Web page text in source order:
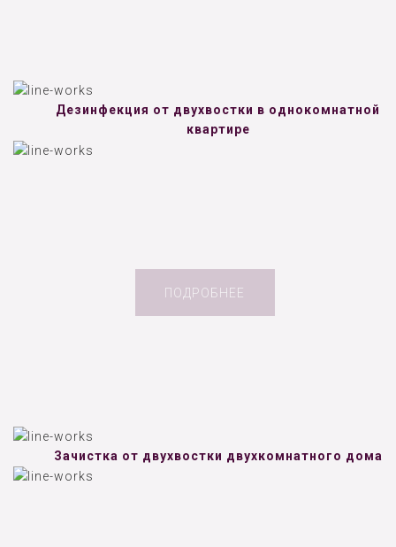
Дезинфекция от двухвостки в однокомнатной
квартире
ПОДРОБНЕЕ
Зачистка от двухвостки двухкомнатного дома